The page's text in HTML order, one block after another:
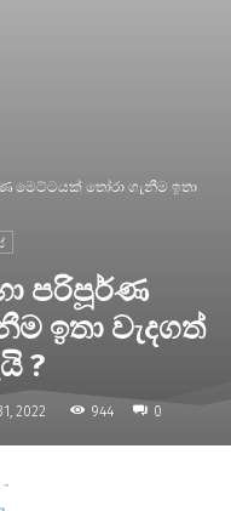
මෙට්ටයක් තෝරා ගැනීම ඉතා
පරිපූර්ණ
ඉතා වැදගත්
?
2022 944 0
-